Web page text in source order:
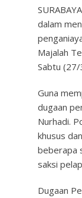
dalam
Majalah
Sabtu
Guna
dugaan
Nurhadi.
khusus
beberapa
saksi
Dugaan